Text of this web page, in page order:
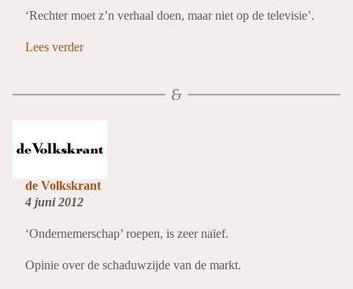
‘Rechter moet z’n verhaal doen, maar niet op de televisie’.
Lees verder
de Volkskrant
4 juni 2012
‘Ondernemerschap’ roepen, is zeer naïef.
Opinie over de schaduwzijde van de markt.